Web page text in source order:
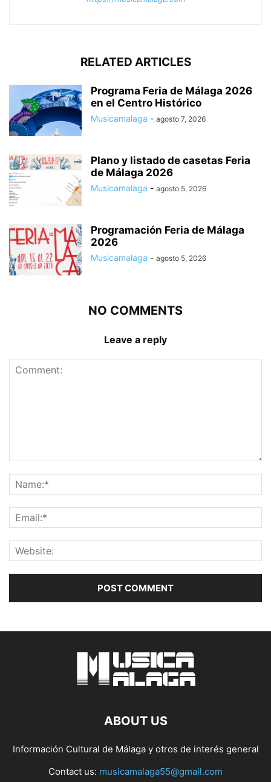
RELATED ARTICLES
Programa Feria de Málaga 2026
en el Centro Histórico
Musicamalaga - agosto 7, 2026
Plano y listado de casetas Feria
de Málaga 2026
Musicamalaga - agosto 5, 2026
Programación Feria de Málaga
2026
Musicamalaga - agosto 5, 2026
NO COMMENTS
Leave a reply
ABOUT US
Información Cultural de Málaga y otros de interés general
Contact us: musicamalaga55@gmail.com